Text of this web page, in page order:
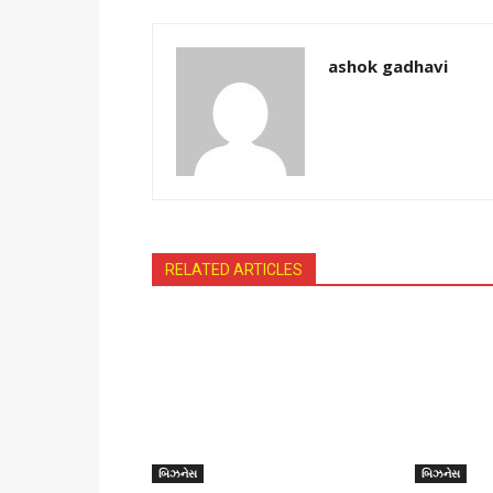
ashok gadhavi
RELATED ARTICLES
બિઝનેસ બિઝનેસ